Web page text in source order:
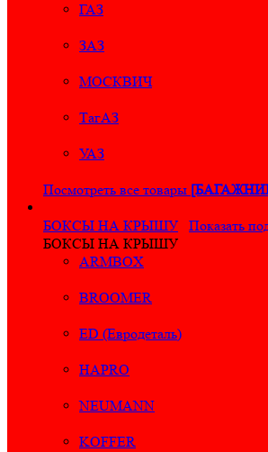
ГАЗ
ЗАЗ
МОСКВИЧ
ТагАЗ
УАЗ
Посмотреть все товары
БОКСЫ НА КРЫШУ
Показать
БОКСЫ НА КРЫШУ
ARMBOX
BROOMER
ED (Евродеталь)
HAPRO
NEUMANN
KOFFER